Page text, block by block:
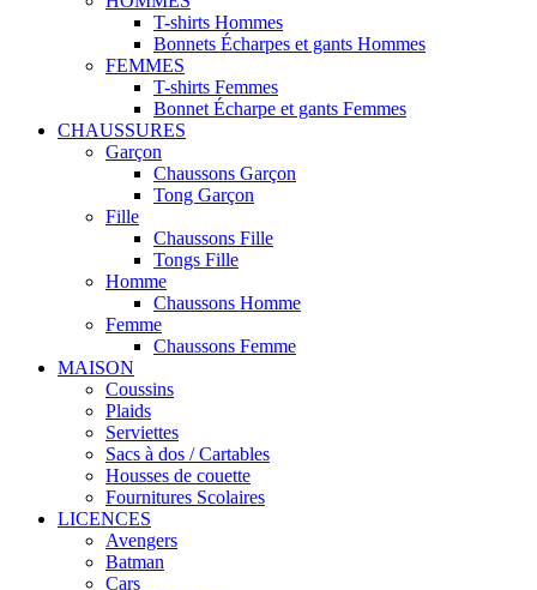
T-shirts Hommes
Bonnets Écharpes et gants Hommes
FEMMES
T-shirts Femmes
Bonnet Écharpe et gants Femmes
CHAUSSURES
Garçon
Chaussons Garçon
Tong Garçon
Fille
Chaussons Fille
Tongs Fille
Homme
Chaussons Homme
Femme
Chaussons Femme
MAISON
Coussins
Plaids
Serviettes
Sacs à dos / Cartables
Housses de couette
Fournitures Scolaires
LICENCES
Avengers
Batman
Cars